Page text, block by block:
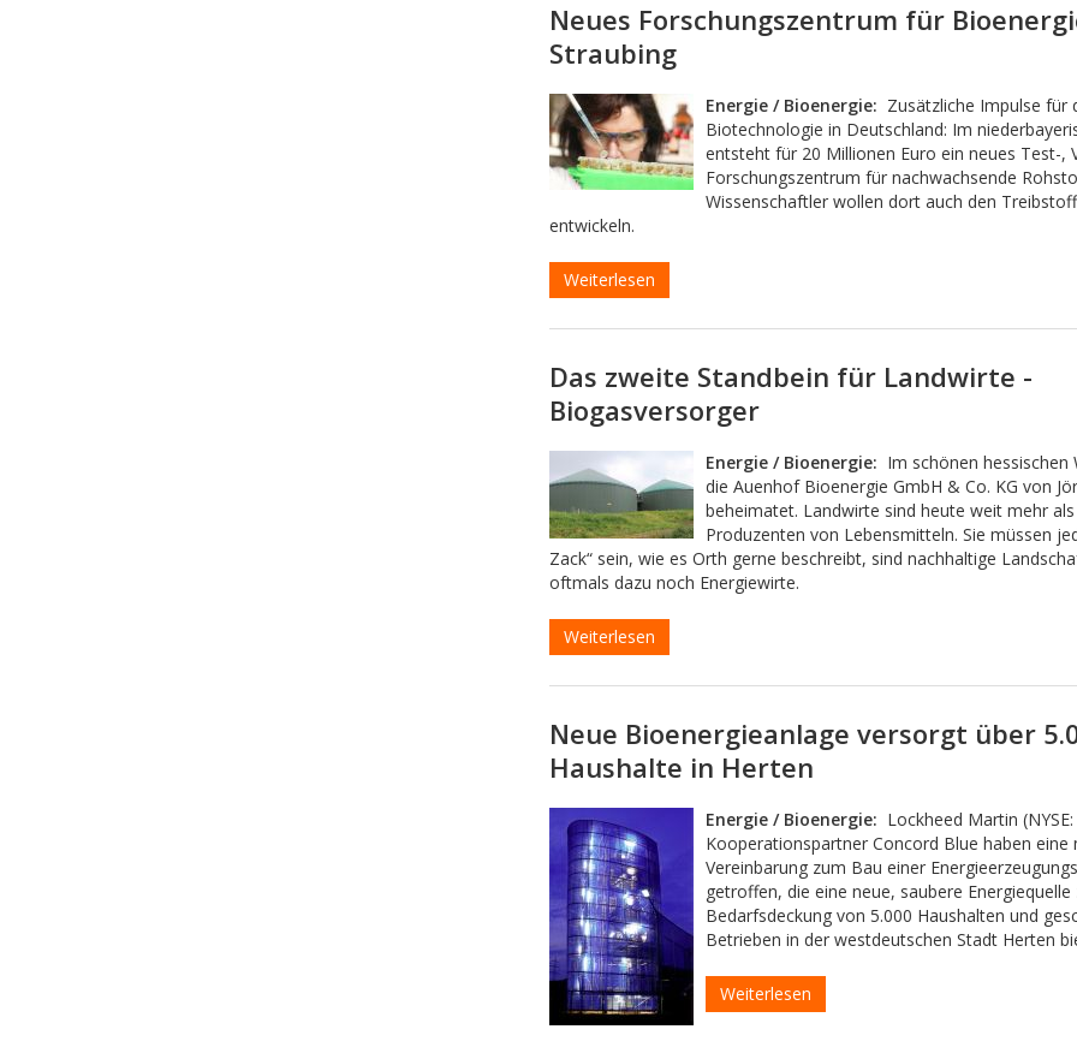
Neues Forschungszentrum für
Straubing
Energie / Bioenergie: Zusätzliche Impulse für
Biotechnologie in Deutschland: Im
entsteht für 20 Millionen Euro ein neues Test-,
Forschungszentrum für nachwachsende
Wissenschaftler wollen dort auch den
entwickeln.
Weiterlesen
Das zweite Standbein für Landwirte -
Biogasversorger
Energie / Bioenergie: Im schönen hessischen
die Auenhof Bioenergie GmbH & Co. KG von
beheimatet. Landwirte sind heute weit mehr
Produzenten von Lebensmitteln. Sie müssen
Zack“ sein, wie es Orth gerne beschreibt, sind nachhaltige
oftmals dazu noch Energiewirte.
Weiterlesen
Neue Bioenergieanlage versorgt über
Haushalte in Herten
Energie / Bioenergie: Lockheed Martin
Kooperationspartner Concord Blue haben eine
Vereinbarung zum Bau einer
getroffen, die eine neue, saubere Energiequelle
Bedarfsdeckung von 5.000 Haushalten und
Betrieben in der westdeutschen Stadt Herten
Weiterlesen